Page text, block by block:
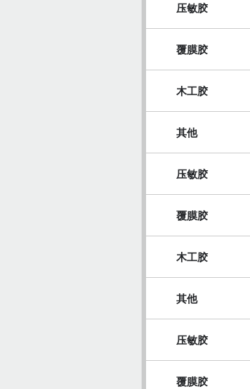
压敏胶
覆膜胶
木工胶
其他
压敏胶
覆膜胶
木工胶
其他
压敏胶
覆膜胶